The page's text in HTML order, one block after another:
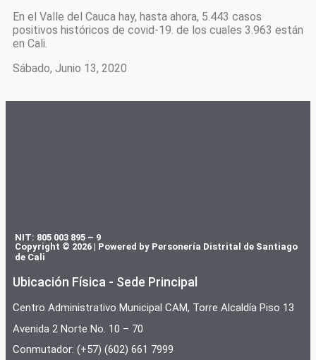
En el Valle del Cauca hay, hasta ahora, 5.443 casos
positivos históricos de covid-19. de los cuales 3.963 están
en Cali.
Sábado, Junio 13, 2020
NIT: 805 003 895 – 9
Copyright © 2026 | Powered by Personería Distrital de Santiago
de Cali
Ubicación Física - Sede Principal
Centro Administrativo Municipal CAM, Torre Alcaldía Piso 13
Avenida 2 Norte No. 10 – 70
Conmutador: (+57) (602) 661 7999